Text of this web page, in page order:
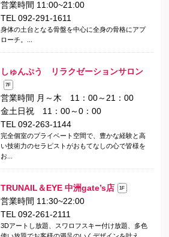
営業時間 11:00~21:00
TEL 092-291-1611
身体の土台となる骨盤を中心に全身の骨格にアプ
ローチ。...
しゅんぷう リラクゼーションサロン
7F
営業時間 月～木 11：00～21：00
金土日祝 11：00～0：00
TEL 092-263-1144
完全個室のプライベート空間で、豊かな経験と高
い技術力のセラピストがおもてなしの心で皆様を
お...
TRUNAIL＆EYE 中洲gate’s店 1F
営業時間 11:30~22:00
TEL 092-261-2111
3Dアートし放題、スワロフスキー付け放題、多色